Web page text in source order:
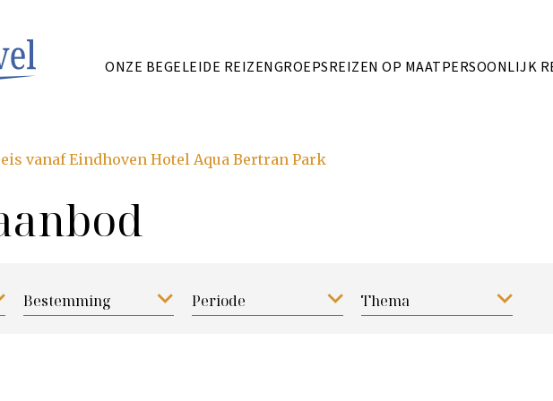
ONZE BEGELEIDE REIZENGROEPSREIZEN OP MAATPERSOONLIJK
vanaf Eindhoven Hotel Aqua Bertran Park